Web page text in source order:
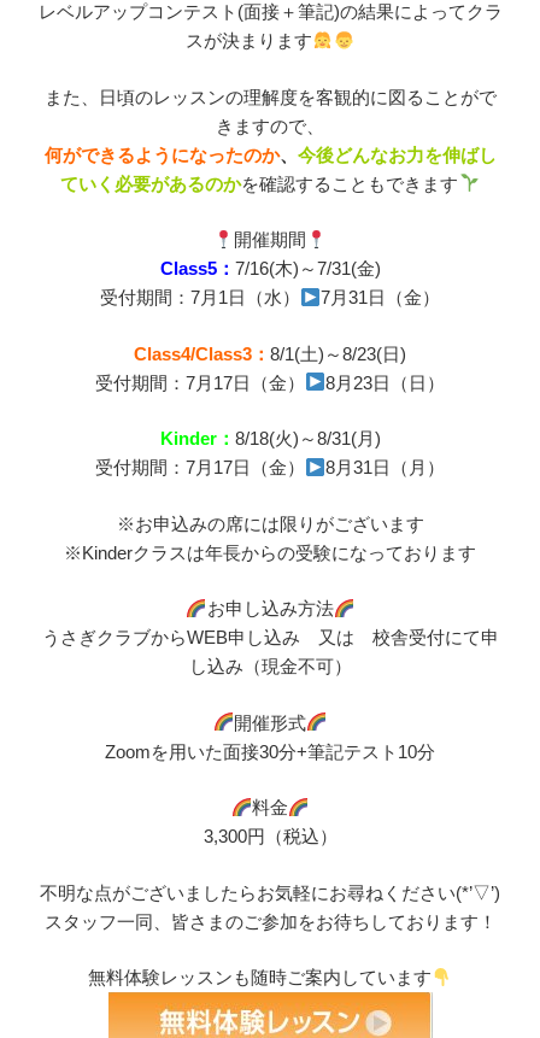
レベルアップコンテスト(面接＋筆記)の結果によってクラ
スが決まります
また、日頃のレッスンの理解度を客観的に図ることがで
きますので、
何ができるようになったのか、 今後どんなお力を伸ばし
ていく必要があるのかを確認することもできます
開催期間
Class5： 7/16(木)～7/31(金)
受付期間：7月1日（水）
7月31日（金）
Class4/Class3： 8/1(土)～8/23(日)
受付期間：7月17日（金）
8月23日（日）
Kinder： 8/18(火)～8/31(月)
受付期間：7月17日（金）
8月31日（月）
※お申込みの席には限りがございます
※Kinderクラスは年長からの受験になっております
お申し込み方法
うさぎクラブからWEB申し込み 又は 校舎受付にて申
し込み（現金不可）
開催形式
Zoomを用いた面接30分+筆記テスト10分
料金
3,300円（税込）
不明な点がございましたらお気軽にお尋ねください(*’▽’)
スタッフ一同、皆さまのご参加をお待ちしております！
無料体験レッスンも随時ご案内しています